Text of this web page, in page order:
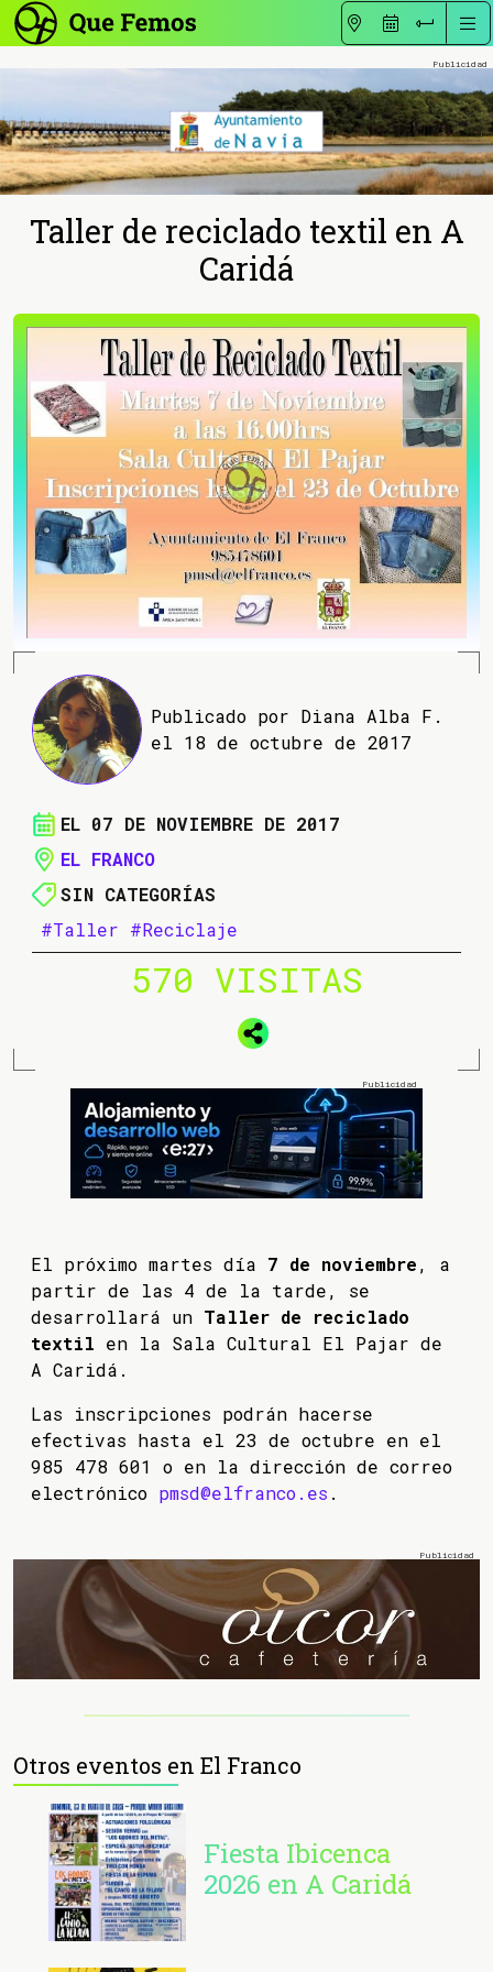
Taller de reciclado textil en A
Caridá
Publicado por Diana Alba F.
el 18 de octubre de 2017
EL 07 DE NOVIEMBRE DE 2017
EL FRANCO
SIN CATEGORÍAS
#Taller #Reciclaje
570 VISITAS
El próximo martes día 7 de noviembre, a
partir de las 4 de la tarde, se
desarrollará un Taller de reciclado
textil en la Sala Cultural El Pajar de
A Caridá.
Las inscripciones podrán hacerse
efectivas hasta el 23 de octubre en el
985 478 601 o en la dirección de correo
electrónico pmsd@elfranco.es .
Otros eventos en El Franco
Fiesta Ibicenca
2026 en A Caridá